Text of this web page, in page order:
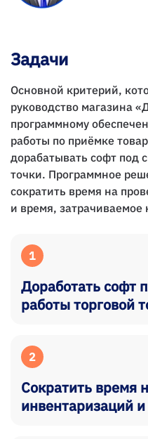
Задачи
Основной критерий,
руководство магазина
программному
работы по приёмке
дорабатывать софт под
точки. Программное
сократить время на
и время, затрачиваемое
1
Доработать софт
работы торговой
2
Сократить время
инвентаризаций